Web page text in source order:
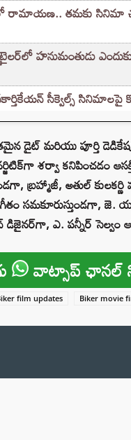
రామాయణ.. తమకు సినిమా
హనుమంతుడు
సీక్వెల్స్
డైట్ మరియు పూర్తి
శర్వా కనిపించడం
అతుల్ కులకర్ణి
సమకూరుస్తుండగా, జె.
ఎ. పన్నీర్ సెల్వం
వాట్సాప్ ఛానల్
film updates Biker movie